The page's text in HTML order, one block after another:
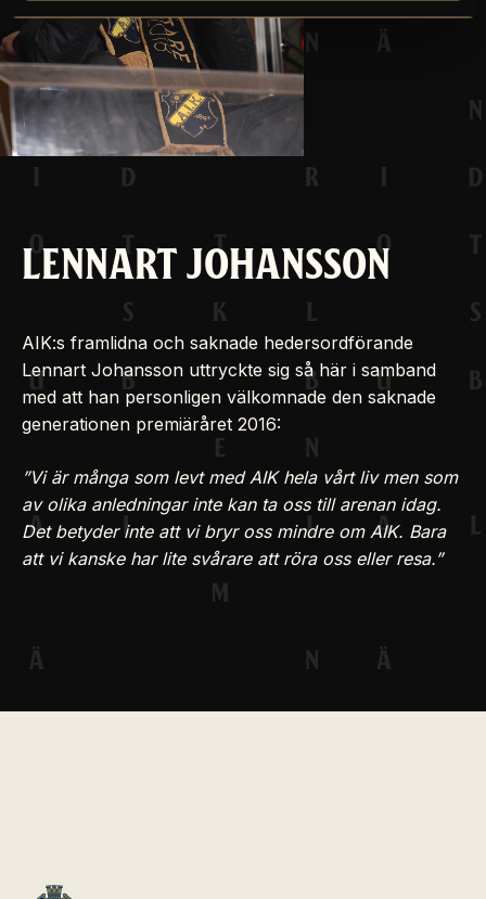
LENNART JOHANSSON
AIK:s framlidna och saknade hedersordförande
Lennart Johansson uttryckte sig så här i samband
med att han personligen välkomnade den saknade
generationen premiäråret 2016:
”Vi är många som levt med AIK hela vårt liv men som
av olika anledningar inte kan ta oss till arenan idag.
Det betyder inte att vi bryr oss mindre om AIK. Bara
att vi kanske har lite svårare att röra oss eller resa.”